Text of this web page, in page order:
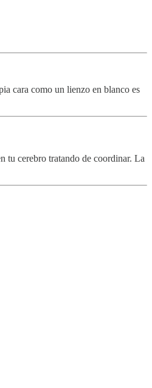
cara como un lienzo en blanco es
tu cerebro tratando de coordinar. La